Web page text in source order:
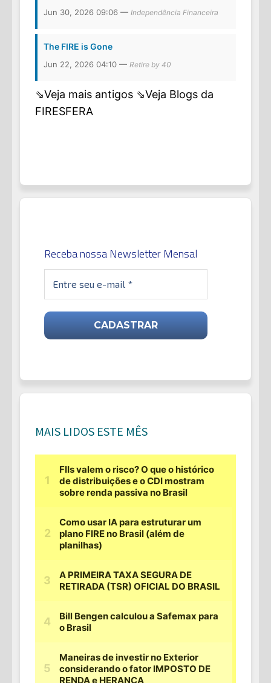
Jun 30, 2026 09:06 — Independência Financeira
The FIRE is Gone
Jun 22, 2026 04:10 — Retire by 40
⇘Veja mais antigos ⇘Veja Blogs da
FIRESFERA
Receba nossa Newsletter Mensal
MAIS LIDOS ESTE MÊS